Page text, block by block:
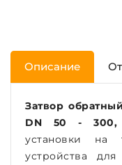
Описание
Затвор
DN 50 - 300,
установки на
устройства